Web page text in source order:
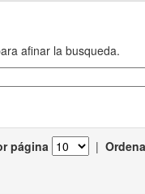
afinar la busqueda.
página |